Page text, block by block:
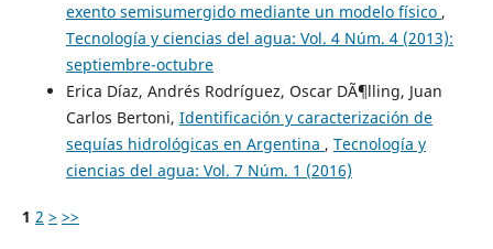
exento semisumergido mediante un modelo físico ,
Tecnología y ciencias del agua: Vol. 4 Núm. 4 (2013):
septiembre-octubre
Erica Díaz, Andrés Rodríguez, Oscar DÃ¶lling, Juan
Carlos Bertoni, Identificación y caracterización de
sequías hidrológicas en Argentina , Tecnología y
ciencias del agua: Vol. 7 Núm. 1 (2016)
1 2 > >>